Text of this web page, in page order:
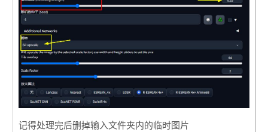
记得处理完后删掉输入文件夹内的临时图片